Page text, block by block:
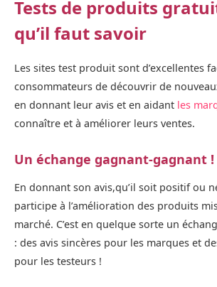
Tests de produits
qu’il faut savoir
Les sites test produit sont d’excellentes
consommateurs de découvrir de
en donnant leur avis et en aidant les
connaître et à améliorer leurs ventes.
Un échange gagnant-gagnant !
En donnant son avis,qu’il soit positif ou
participe à l’amélioration des produits
marché. C’est en quelque sorte un
: des avis sincères pour les marques et
pour les testeurs !